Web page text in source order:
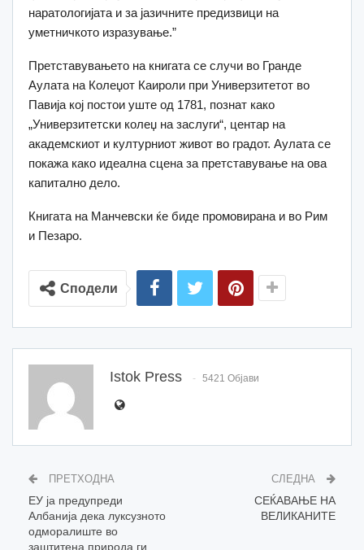
наратологијата и за јазичните предизвици на
уметничкото изразување.”
Претставувањето на книгата се случи во Гранде
Аулата на Колеџот Каироли при Универзитетот во
Павија кој постои уште од 1781, познат како
„Универзитетски колеџ на заслуги“, центар на
академскиот и културниот живот во градот. Аулата се
покажа како идеална сцена за претставување на ова
капитално дело.
Книгата на Манчевски ќе биде промовирана и во Рим
и Пезаро.
Сподели
Istok Press 5421 Објави
ПРЕТХОДНА
ЕУ ја предупреди
Албанија дека луксузното
одморалиште во
заштитена природа ги
СЛЕДНА
СЕЌАВАЊЕ НА
ВЕЛИКАНИТЕ